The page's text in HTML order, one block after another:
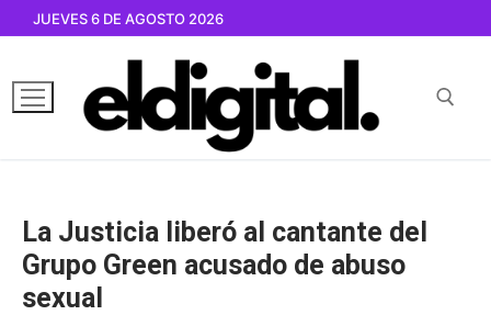
contenido
JUEVES 6 DE AGOSTO 2026
La Justicia liberó al cantante del
Grupo Green acusado de abuso
sexual